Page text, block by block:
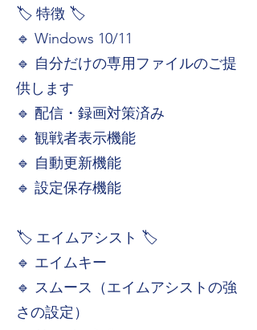
🏷️ 特徴 🏷️
🔹 Windows 10/11
🔹 自分だけの専用ファイルのご提
供します
🔹 配信・録画対策済み
🔹 観戦者表示機能
🔹 自動更新機能
🔹 設定保存機能
🏷️ エイムアシスト 🏷️
🔹 エイムキー
🔹 スムース（エイムアシストの強
さの設定）